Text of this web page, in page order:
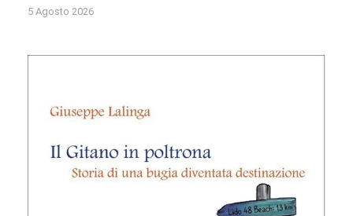
5 Agosto 2026